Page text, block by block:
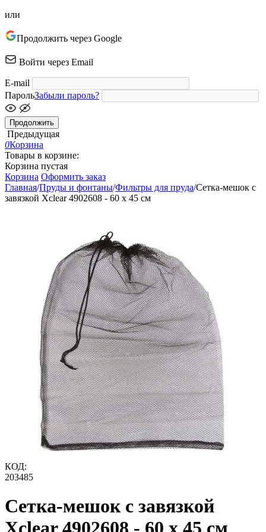
или
Продолжить через Google
Войти через Email
E-mail
ПарольЗабыли пароль?
Продолжить
Предыдущая
0Корзина
Товары в корзине:
Корзина пустая
Корзина Оформить заказ
Главная/Пруды и фонтаны/Фильтры для пруда/Сетка-мешок с
завязкой Xclear 4902608 - 60 x 45 см
КОД:
203485
Сетка-мешок с завязкой